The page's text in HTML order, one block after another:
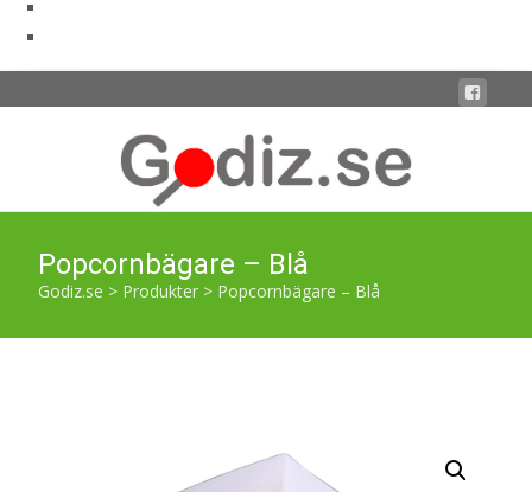
Popcornbägare – Blå
Godiz.se > Produkter > Popcornbägare – Blå